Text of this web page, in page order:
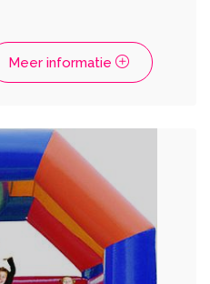
Meer informatie